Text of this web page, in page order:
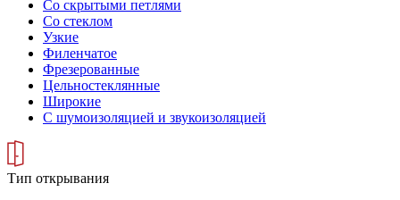
Со скрытыми петлями
Со стеклом
Узкие
Филенчатое
Фрезерованные
Цельностеклянные
Широкие
С шумоизоляцией и звукоизоляцией
Тип открывания